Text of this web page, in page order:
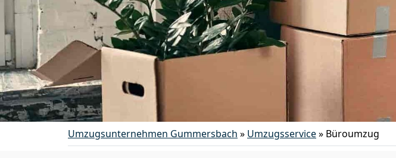
Umzugsunternehmen Gummersbach » Umzugsservice» Büroumzug